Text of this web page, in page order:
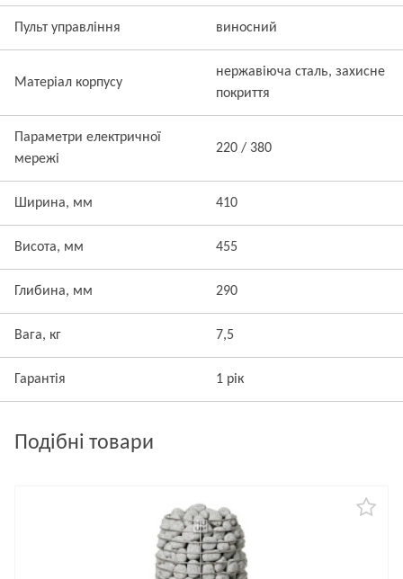
Пульт управління виносний
Матеріал корпусу
нержавіюча сталь, захисне
покриття
Параметри електричної
мережі
220 / 380
Ширина, мм 410
Висота, мм 455
Глибина, мм 290
Вага, кг 7,5
Гарантія 1 рік
Подібні товари